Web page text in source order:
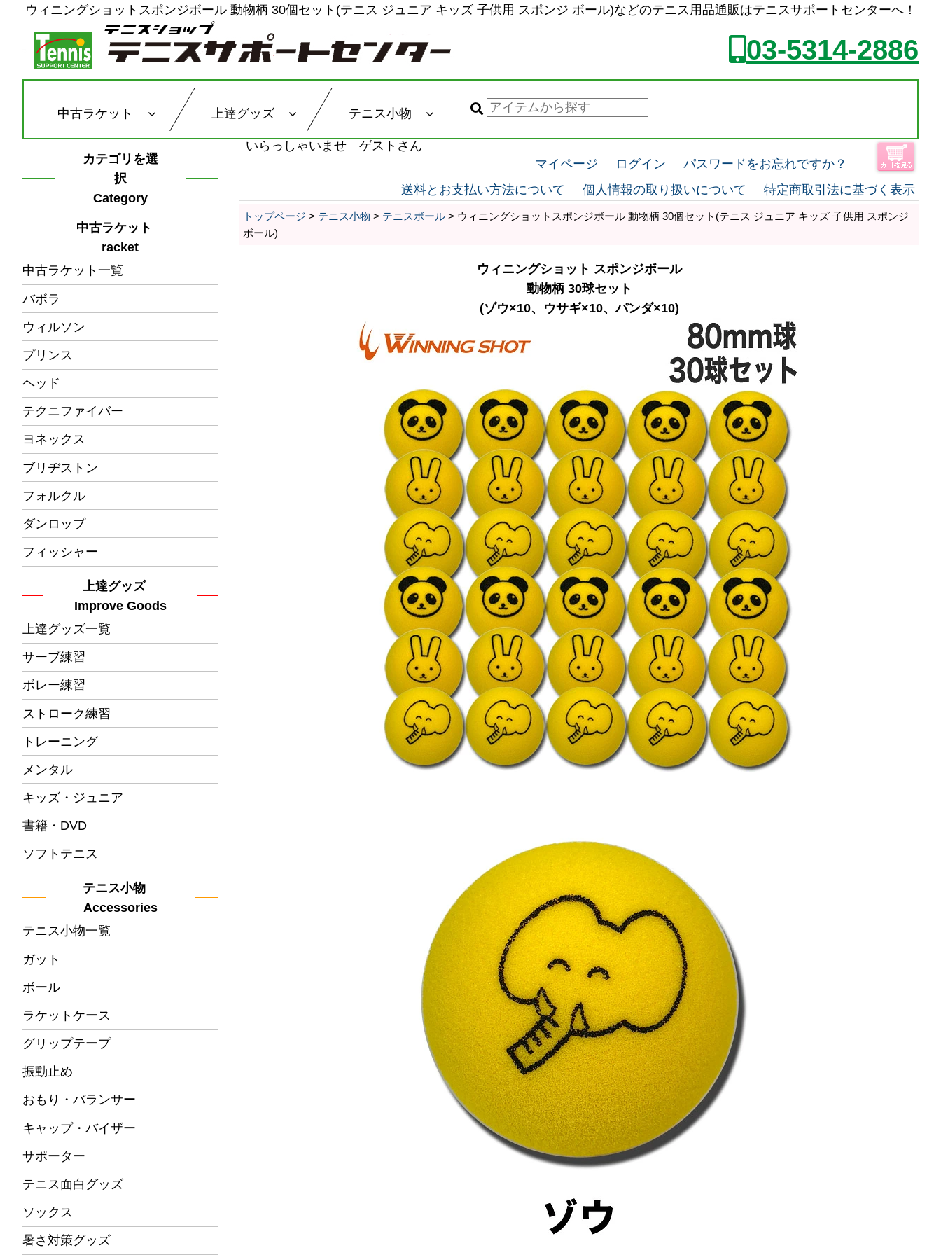
ウィニングショットスポンジボール 動物柄 30個セット(テニス ジュニア キッズ 子供用 スポンジ ボール)などのテニス用品通販はテニスサポートセンターへ！
03-5314-2886
中古ラケット 上達グッズ テニス小物
カテゴリを選
択
Category
中古ラケット
racket
中古ラケット一覧
バボラ
ウィルソン
プリンス
ヘッド
テクニファイバー
ヨネックス
ブリヂストン
フォルクル
ダンロップ
フィッシャー
上達グッズ
Improve Goods
上達グッズ一覧
サーブ練習
ボレー練習
ストローク練習
トレーニング
メンタル
キッズ・ジュニア
書籍・DVD
ソフトテニス
テニス小物
Accessories
テニス小物一覧
ガット
ボール
ラケットケース
グリップテープ
振動止め
おもり・バランサー
キャップ・バイザー
サポーター
テニス面白グッズ
ソックス
暑さ対策グッズ
いらっしゃいませ ゲストさん
マイページ
ログイン
パスワードをお忘れですか？
送料とお支払い方法について
個人情報の取り扱いについて 特定商取引法に基づく表示
トップページ > テニス小物 > テニスボール > ウィニングショットスポンジボール 動物柄 30個セット(テニス ジュニア キッズ 子供用 スポンジ
ボール)
ウィニングショット スポンジボール
動物柄 30球セット
(ゾウ×10、ウサギ×10、パンダ×10)